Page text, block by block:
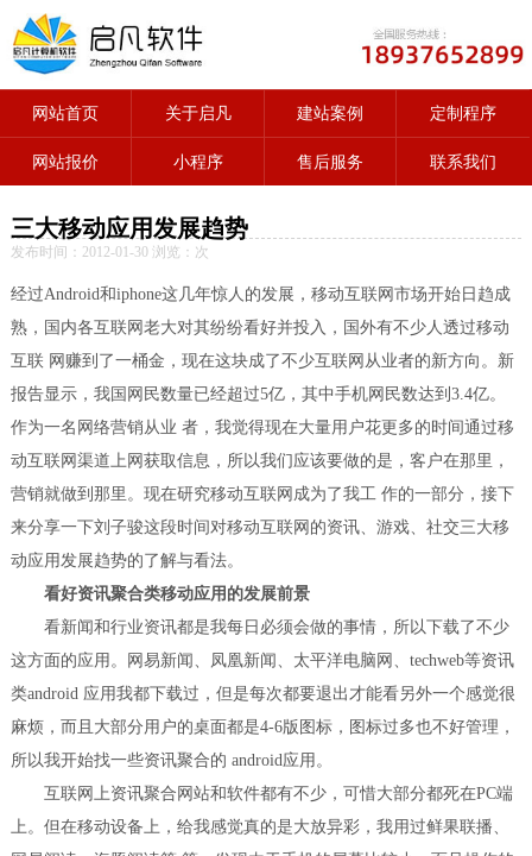
网站首页 关于启凡 建站案例 定制程序
网站报价 小程序 售后服务 联系我们
三大移动应用发展趋势
发布时间：2012-01-30 浏览： 次
经过Android和iphone这几年惊人的发展，移动互联网市场开始日趋成
熟，国内各互联网老大对其纷纷看好并投入，国外有不少人透过移动
互联 网赚到了一桶金，现在这块成了不少互联网从业者的新方向。新
报告显示，我国网民数量已经超过5亿，其中手机网民数达到3.4亿。
作为一名网络营销从业 者，我觉得现在大量用户花更多的时间通过移
动互联网渠道上网获取信息，所以我们应该要做的是，客户在那里，
营销就做到那里。现在研究移动互联网成为了我工 作的一部分，接下
来分享一下刘子骏这段时间对移动互联网的资讯、游戏、社交三大移
动应用发展趋势的了解与看法。
看好资讯聚合类移动应用的发展前景
看新闻和行业资讯都是我每日必须会做的事情，所以下载了不少
这方面的应用。网易新闻、凤凰新闻、太平洋电脑网、techweb等资讯
类android 应用我都下载过，但是每次都要退出才能看另外一个感觉很
麻烦，而且大部分用户的桌面都是4-6版图标，图标过多也不好管理，
所以我开始找一些资讯聚合的 android应用。
互联网上资讯聚合网站和软件都有不少，可惜大部分都死在PC端
上。但在移动设备上，给我感觉真的是大放异彩，我用过鲜果联播、